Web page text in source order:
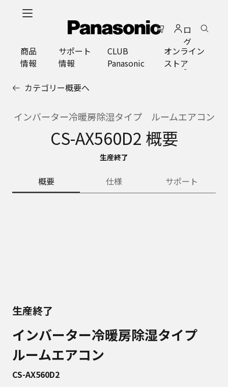
ロ
グ
イ
ン
商品
情報
サポート
情報
CLUB
Panasonic
オンライン
ストア
カテゴリー概要へ
インバーター冷暖房除湿タイプ ルームエアコン
CS-AX560D2 概要
生産終了
概要 仕様 サポート
生産終了
インバーター冷暖房除湿タイプ
ルームエアコン
CS-AX560D2